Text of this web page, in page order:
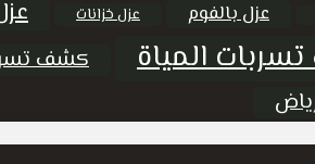
عزل بالفوم عزل خزانات
المياة كشف